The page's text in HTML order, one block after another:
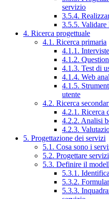
servizio
3.5.4.
3.5.5. Validare
4. Ricerca progettuale
4.1. Ricerca primaria
4.1.1. Interviste
4.1.2.
4.1.3. Test di
4.1.4. Web
4.1.5.
utente
4.2. Ricerca
4.2.1. Ricerca
4.2.2. Analisi
4.2.3.
5. Progettazione dei servizi
5.1. Cosa sono i
5.2. Progettare
5.3. Definire il
5.3.1.
5.3.2.
5.3.3.